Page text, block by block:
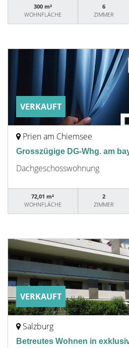
300 m²
WOHNFLÄCHE
6
ZIMMER
VERKAUFT
Prien am Chiemsee
Grosszügige DG-Whg. am
Dachgeschosswohnung
72,01 m²
WOHNFLÄCHE
2
ZIMMER
VERKAUFT
Salzburg
Betreutes Wohnen in